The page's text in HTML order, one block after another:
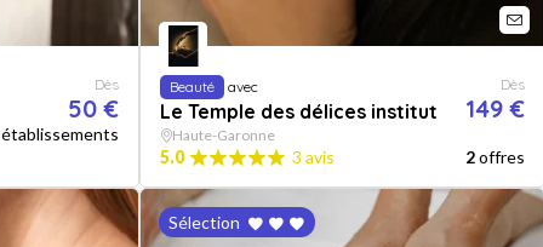
Dès
50 €
établissements
Beauté avec
Le Temple des délices institut
Dès
149 €
Haute-Garonne
5.0 3 avis 2offres
Sélection